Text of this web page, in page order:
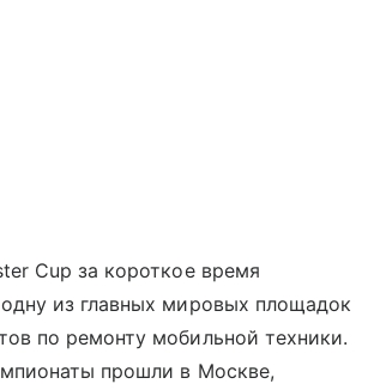
Cup за короткое время
из главных мировых площадок
по ремонту мобильной техники.
прошли в Москве,